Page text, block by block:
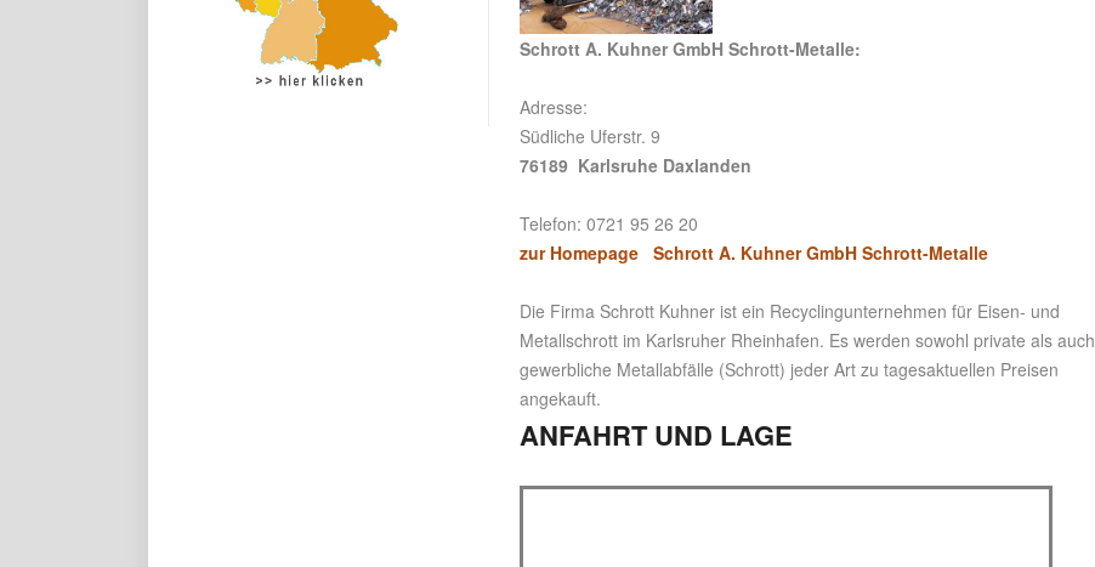
Schrott A. Kuhner GmbH Schrott-Metalle:
Adresse:
Südliche Uferstr. 9
76189 Karlsruhe Daxlanden
Telefon: 0721 95 26 20
zur Homepage Schrott A. Kuhner GmbH Schrott-Metalle
Die Firma Schrott Kuhner ist ein Recyclingunternehmen für Eisen- und
Metallschrott im Karlsruher Rheinhafen. Es werden sowohl private als auch
gewerbliche Metallabfälle (Schrott) jeder Art zu tagesaktuellen Preisen
angekauft.
ANFAHRT UND LAGE